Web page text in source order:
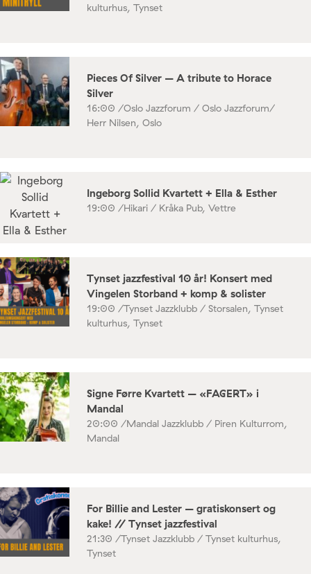
kulturhus, Tynset
Pieces Of Silver – A tribute to Horace
Silver
16:00 /Oslo Jazzforum / Oslo Jazzforum/
Herr Nilsen, Oslo
Ingeborg Sollid Kvartett + Ella & Esther
19:00 /Hikari / Kråka Pub, Vettre
Tynset jazzfestival 10 år! Konsert med
Vingelen Storband + komp & solister
19:00 /Tynset Jazzklubb / Storsalen, Tynset
kulturhus, Tynset
Signe Førre Kvartett – «FAGERT» i
Mandal
20:00 /Mandal Jazzklubb / Piren Kulturrom,
Mandal
For Billie and Lester – gratiskonsert og
kake! // Tynset jazzfestival
21:30 /Tynset Jazzklubb / Tynset kulturhus,
Tynset